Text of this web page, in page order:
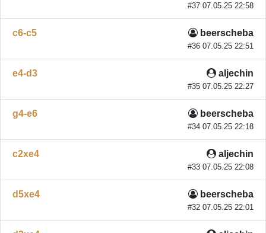
#37 07.05.25 22:58
beerscheba
#36 07.05.25 22:51
c6-c5
aljechin
#35 07.05.25 22:27
e4-d3
beerscheba
#34 07.05.25 22:18
g4-e6
aljechin
#33 07.05.25 22:08
c2xe4
beerscheba
#32 07.05.25 22:01
d5xe4